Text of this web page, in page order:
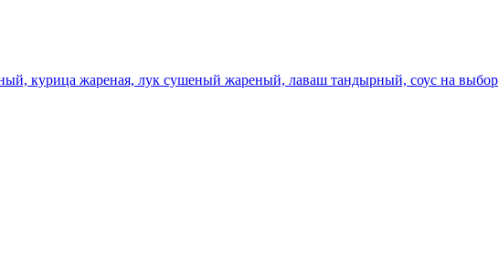
курица жареная, лук сушеный жареный, лаваш тандырный, соус на выбор